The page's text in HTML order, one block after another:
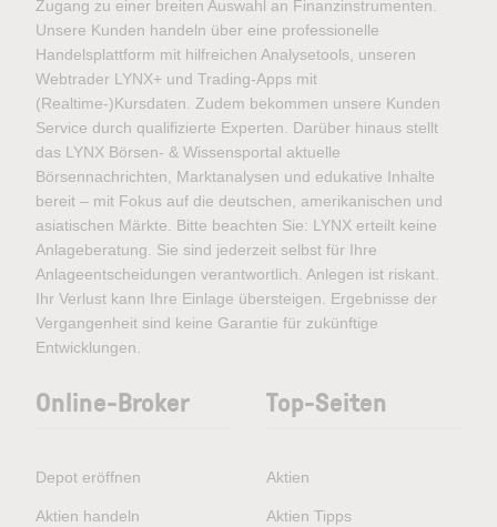
Zugang zu einer breiten Auswahl an Finanzinstrumenten.
Unsere Kunden handeln über eine professionelle
Handelsplattform mit hilfreichen Analysetools, unseren
Webtrader LYNX+ und Trading-Apps mit
(Realtime-)Kursdaten. Zudem bekommen unsere Kunden
Service durch qualifizierte Experten. Darüber hinaus stellt
das LYNX Börsen- & Wissensportal aktuelle
Börsennachrichten, Marktanalysen und edukative Inhalte
bereit – mit Fokus auf die deutschen, amerikanischen und
asiatischen Märkte. Bitte beachten Sie: LYNX erteilt keine
Anlageberatung. Sie sind jederzeit selbst für Ihre
Anlageentscheidungen verantwortlich. Anlegen ist riskant.
Ihr Verlust kann Ihre Einlage übersteigen. Ergebnisse der
Vergangenheit sind keine Garantie für zukünftige
Entwicklungen.
Online-Broker
Depot eröffnen
Aktien handeln
Top-Seiten
Aktien
Aktien Tipps